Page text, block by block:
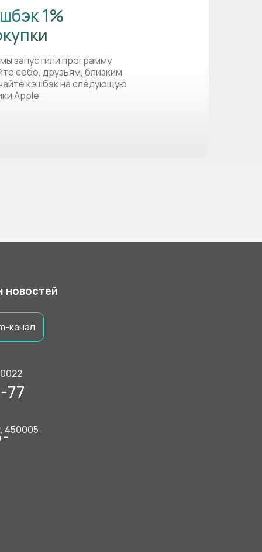
запустили программу
себе, друзьям, близким
кэшбэк на следующую
Apple
1%
новостей
77
450005
канал